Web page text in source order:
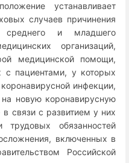
устанавливает
случаев причинения
и младшего
организаций,
медицинской помощи,
с пациентами, у которых
инфекции,
новую коронавирусную
связи с развитием у них
трудовых обязанностей
включенных в
Российской